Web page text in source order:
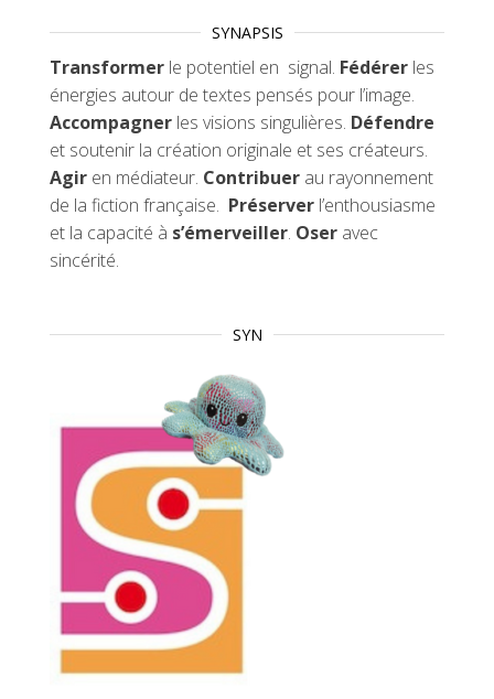
SYNAPSIS
Transformer le potentiel en signal. Fédérer les
énergies autour de textes pensés pour l’image.
Accompagner les visions singulières. Défendre
et soutenir la création originale et ses créateurs.
Agir en médiateur. Contribuer au rayonnement
de la fiction française. Préserver l’enthousiasme
et la capacité à s’émerveiller. Oser avec
sincérité.
SYN